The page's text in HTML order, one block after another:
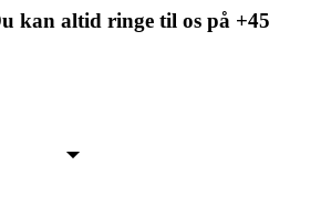
kan altid ringe til os på +45